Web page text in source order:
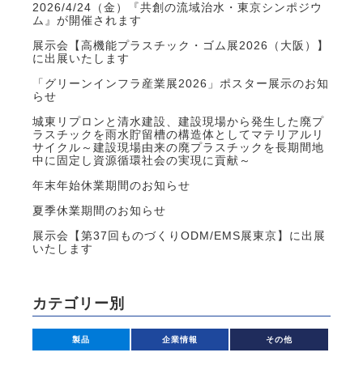
2026/4/24（金）『共創の流域治水・東京シンポジウ
ム』が開催されます
展示会【高機能プラスチック・ゴム展2026（大阪）】
に出展いたします
「グリーンインフラ産業展2026」ポスター展示のお知
らせ
城東リプロンと清水建設、建設現場から発生した廃プ
ラスチックを雨水貯留槽の構造体としてマテリアルリ
サイクル～建設現場由来の廃プラスチックを長期間地
中に固定し資源循環社会の実現に貢献～
年末年始休業期間のお知らせ
夏季休業期間のお知らせ
展示会【第37回ものづくりODM/EMS展東京】に出展
いたします
カテゴリー別
製品 企業情報 その他